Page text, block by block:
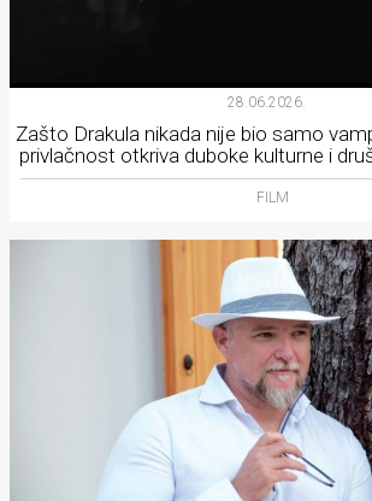
28.06.2026.
Zašto Drakula nikada nije bio samo
privlačnost otkriva duboke kulturne i
FILM